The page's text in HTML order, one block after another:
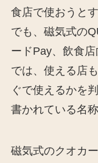
食店で使おうと
でも、磁気式の
ードPay、飲食
では、使える店
ぐで使えるかを
書かれている名
磁気式のクオカ